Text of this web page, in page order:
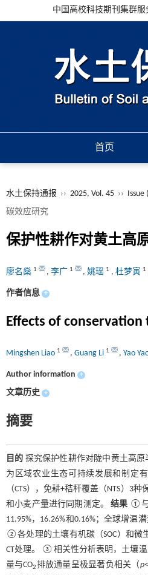
中国高校科技期刊集群服
首页
水土保持通报 ›› 2025, Vol. 45 ›› Issue
碳效应研究
保护性耕作对黄土高
廖名燊 1 , 李广 1 , 姚瑶 1 , 杜梦寅 1
作者信息 +
Effects of
Mingshen Liao 1 , Guang Li 1 , Yao
Author information +
文章历史 +
摘要
目的 探究保护性耕作对陇中黄土高
为区域农业生态可持续发展和制定
（CTS），免耕+秸秆覆盖（NTS）3
和小麦产量进行同期测定。结果 ①与
11.95%，16.26%和0.16%；全球增温
②各处理的土壤有机碳（SOC）和微
CT处理。 ③相关性分析表明，土壤温
量与CO2排放通量呈极显著负相关（p